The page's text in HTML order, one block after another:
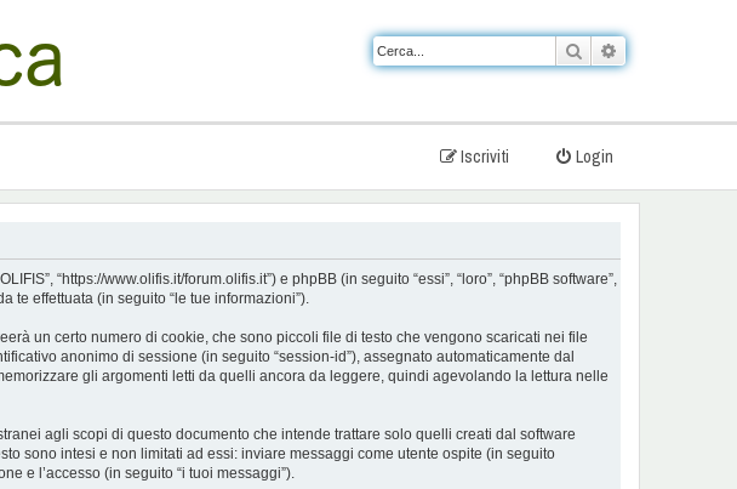
Cerca
Login
Iscriviti
“https://www.olifis.it/forum.olifis.it”) e phpBB (in seguito “essi”, “loro”, “phpBB software”,
te effettuata (in seguito “le tue informazioni”).
un certo numero di cookie, che sono piccoli file di testo che vengono scaricati nei file
anonimo di sessione (in seguito “session-id”), assegnato automaticamente dal
gli argomenti letti da quelli ancora da leggere, quindi agevolando la lettura nelle
agli scopi di questo documento che intende trattare solo quelli creati dal software
sono intesi e non limitati ad essi: inviare messaggi come utente ospite (in seguito
e l’accesso (in seguito “i tuoi messaggi”).